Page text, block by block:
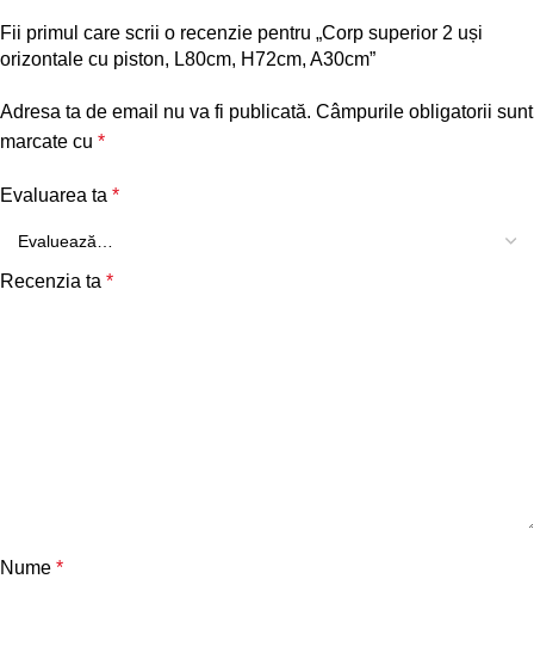
Fii primul care scrii o recenzie pentru „Corp superior 2 uși
orizontale cu piston, L80cm, H72cm, A30cm”
Adresa ta de email nu va fi publicată. Câmpurile obligatorii sunt
marcate cu *
Evaluarea ta *
Recenzia ta *
Nume *